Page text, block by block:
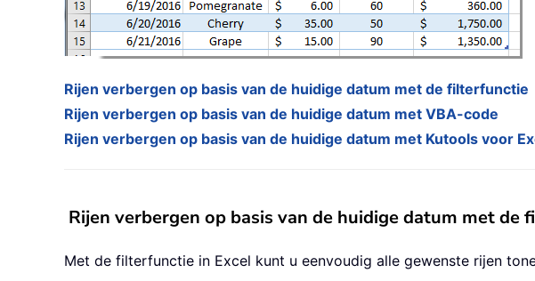
Rijen verbergen op basis van de huidige datum met de filterfunctie
Rijen verbergen op basis van de huidige datum met VBA-code
Rijen verbergen op basis van de huidige datum met Kutools voor
Rijen verbergen op basis van de huidige datum met de
Met de filterfunctie in Excel kunt u eenvoudig alle gewenste rijen